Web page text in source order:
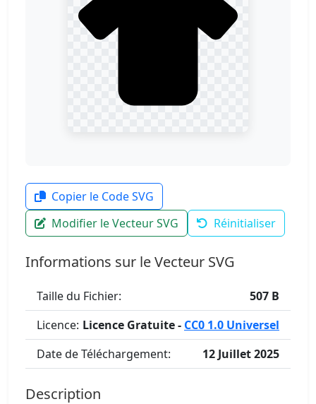
Copier le Code SVG
Modifier le Vecteur SVG
Réinitialiser
Informations sur le Vecteur SVG
Taille du Fichier:
507 B
Licence: Licence Gratuite - CC0 1.0 Universel
Date de Téléchargement:
12 Juillet 2025
Description